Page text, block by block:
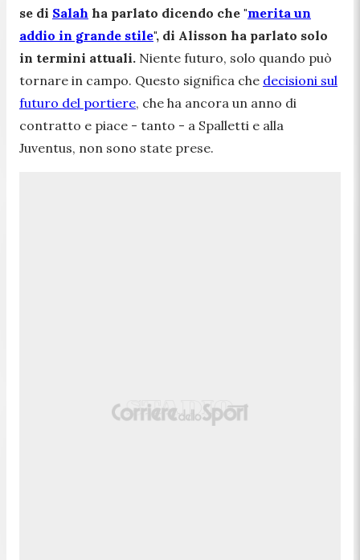
se di Salah ha parlato dicendo che "merita un
addio in grande stile", di Alisson ha parlato solo
in termini attuali. Niente futuro, solo quando può
tornare in campo. Questo significa che decisioni sul
futuro del portiere, che ha ancora un anno di
contratto e piace - tanto - a Spalletti e alla
Juventus, non sono state prese.